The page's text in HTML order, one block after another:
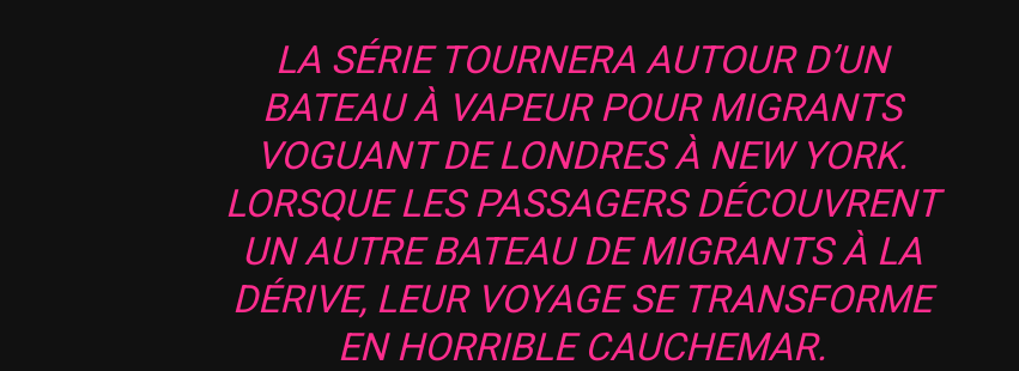
LA SÉRIE TOURNERA AUTOUR D’UN
BATEAU À VAPEUR POUR MIGRANTS
VOGUANT DE LONDRES À NEW YORK.
LORSQUE LES PASSAGERS DÉCOUVRENT
UN AUTRE BATEAU DE MIGRANTS À LA
DÉRIVE, LEUR VOYAGE SE TRANSFORME
EN HORRIBLE CAUCHEMAR.